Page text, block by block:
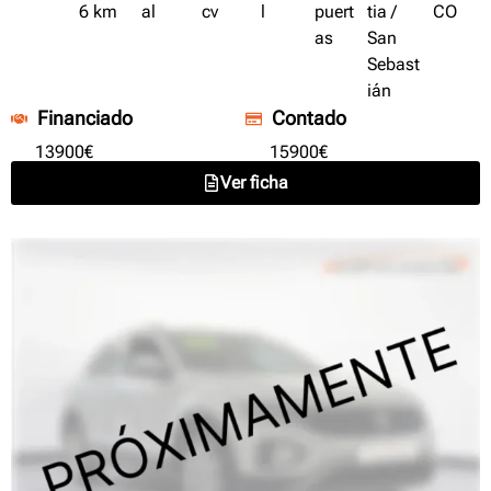
6 km
al
cv
puert
as
tia /
San
Sebast
ián
CO
Financiado
13900€
Contado
15900€
Ver ficha